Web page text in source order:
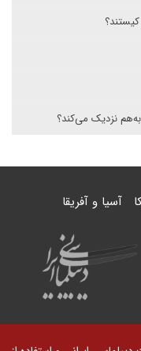
نزدیک می‌کند؟
آسیا و آفریقا